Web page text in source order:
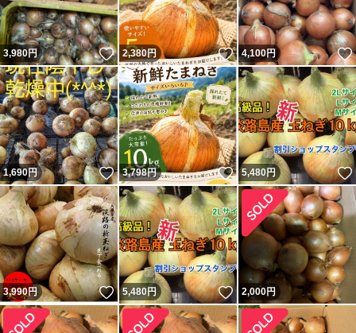
3,980円 いいね！
2,380円 いいね！
4,100円
1,690円 いいね！
3,798円 いいね！
5,480円
3,990円 いいね！
5,480円 いいね！
2,000円